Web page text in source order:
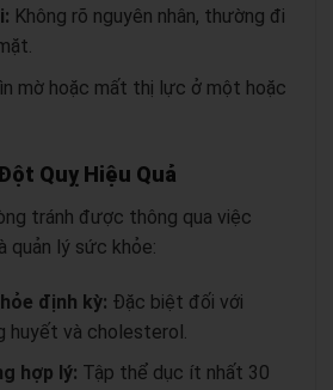
Không rõ nguyên nhân, thường đi
mờ hoặc mất thị lực ở một hoặc
Quỵ Hiệu Quả
tránh được thông qua việc
quản lý sức khỏe:
định kỳ: Đặc biệt đối với
huyết và cholesterol.
hợp lý: Tập thể dục ít nhất 30